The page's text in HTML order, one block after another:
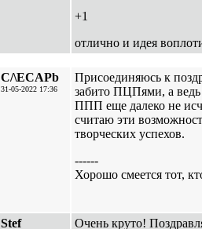
+1
отлично и идея
C/\ECAPb
31-05-2022 17:36
Присоединяюсь к
забито ПЦПями, а ведь
ППП еще далеко не
считаю эти
творческих успехов.
------
Хорошо смеется тот,
Stef Очень круто!